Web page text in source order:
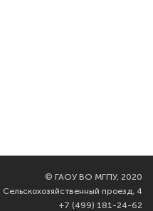
© ГАОУ ВО МГПУ, 2020
проезд, 4
+7 (499) 181-24-62